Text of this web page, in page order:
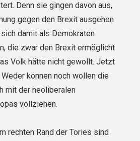
Denn sie gingen davon aus,
gegen den Brexit ausgehen
damit als Demokraten
die zwar den Brexit ermöglicht
Volk hätte nicht gewollt. Jetzt
können noch wollen die
mit der neoliberalen
vollziehen.
rechten Rand der Tories sind